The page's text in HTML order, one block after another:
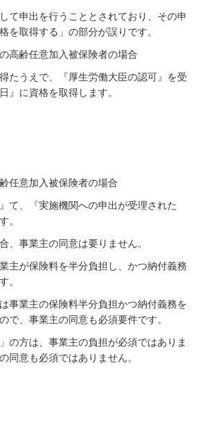
て申出を行うこととされており、その申
を取得する」の部分が誤りです。
高齢任意加入被保険者の場合
たうえで、『厚生労働大臣の認可』を受
』に資格を取得します。
任意加入被保険者の場合
て、『実施機関への申出が受理された
。
、事業主の同意は要りません。
主が保険料を半分負担し、かつ納付義務
。
事業主の保険料半分負担かつ納付義務を
で、事業主の同意も必須要件です。
の方は、事業主の負担が必須ではありま
同意も必須ではありません。